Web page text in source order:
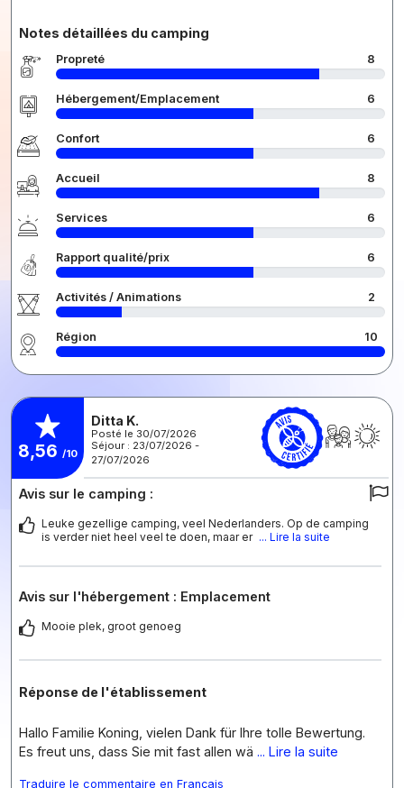
Notes détaillées du camping
Propreté 8
Hébergement/Emplacement 6
Confort 6
Accueil 8
Services 6
Rapport qualité/prix 6
Activités / Animations 2
Région 10
8,56 /10
Ditta K.
Posté le 30/07/2026
Séjour : 23/07/2026 -
27/07/2026
Avis sur le camping :
Leuke gezellige camping, veel Nederlanders. Op de camping
is verder niet heel veel te doen, maar er ... Lire la suite
Avis sur l'hébergement : Emplacement
Mooie plek, groot genoeg
Réponse de l'établissement
Hallo Familie Koning, vielen Dank für Ihre tolle Bewertung.
Es freut uns, dass Sie mit fast allen wä ... Lire la suite
Traduire le commentaire en Français